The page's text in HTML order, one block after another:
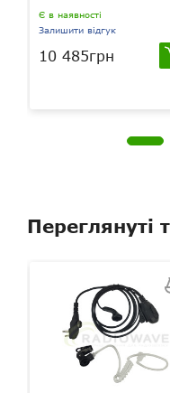
Є в наявності
Залишити відгук
10 485грн
Переглянуті